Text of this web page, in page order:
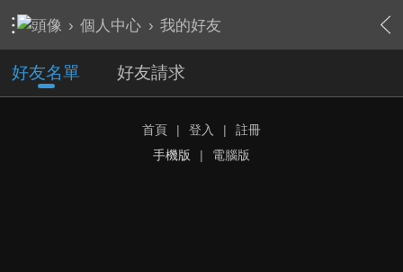
› 個人中心 › 我的好友
好友名單 好友請求
首頁 | 登入 |
註冊
手機版
| 電腦版